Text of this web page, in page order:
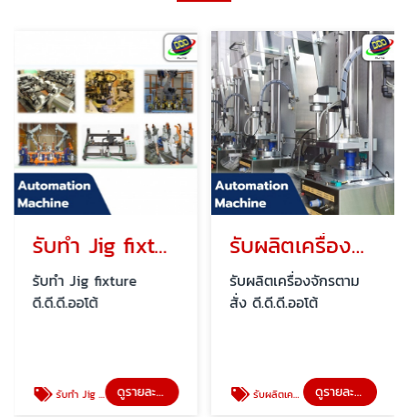
รับทำ Jig fixture
รับทำ Jig fixture
ดี.ดี.ดี.ออโต้
รับทำ Jig fixture ดูรายละเอียด
รับผลิตเครื่องจักรตามสั่ง
รับผลิตเครื่องจักรตาม
สั่ง ดี.ดี.ดี.ออโต้
รับผลิตเครื่องจักรตามสั่ง ดูรายละเอียด